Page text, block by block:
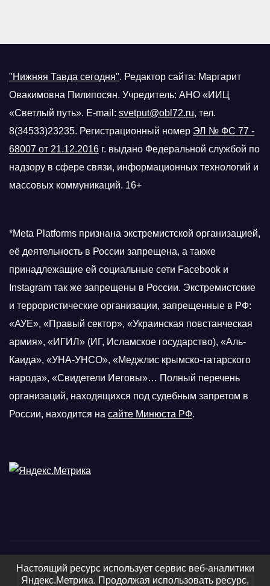
"Нижняя Тавда сегодня". Редактор сайта: Маргарит
Овакимовна Пилипосян. Учредитель: АНО «ИИЦ
«Светлый путь». E-mail: svetput@obl72.ru, тел.
8(34533)23235. Регистрационный номер ЭЛ № ФС 77 -
68007 от 21.12.2016 г. выдано Федеральной службой по
надзору в сфере связи, информационных технологий и
массовых коммуникаций. 16+
*Meta Platforms признана экстремистской организацией,
её деятельность в России запрещена, а также
принадлежащие ей социальные сети Facebook и
Instagram так же запрещены в России. Экстремистские
и террористические организации, запрещенные в РФ:
«АУЕ», «Правый сектор», «Украинская повстанческая
армия», «ИГИЛ» (ИГ, Исламское государство), «Аль-
Каида», «УНА-УНСО», «Меджлис крымско-татарского
народа», «Свидетели Иеговы»… Полный перечень
организаций, находящихся под судебным запретом в
России, находится на сайте Минюста РФ.
Нижняя Тавда сегодня
Настоящий ресурс использует сервис веб-аналитики
Яндекс.Метрика. Продолжая использовать ресурс,